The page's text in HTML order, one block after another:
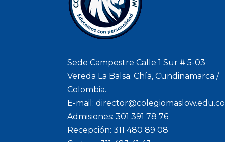
Sede Campestre Calle 1 Sur # 5-03
Vereda La Balsa. Chía, Cundinamarca /
Colombia.
E-mail: director@colegiomaslow.edu.co
Admisiones: 301 391 78 76
Recepción: 311 480 89 08